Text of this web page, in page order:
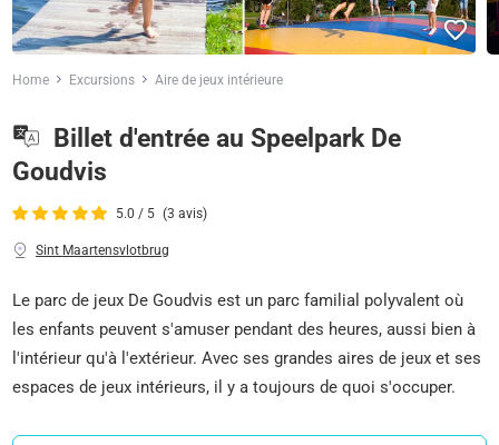
Home Excursions Aire de jeux intérieure
Billet d'entrée au Speelpark De
Goudvis
5.0 / 5 (3 avis)
Sint Maartensvlotbrug
Le parc de jeux De Goudvis est un parc familial polyvalent où
les enfants peuvent s'amuser pendant des heures, aussi bien à
l'intérieur qu'à l'extérieur. Avec ses grandes aires de jeux et ses
espaces de jeux intérieurs, il y a toujours de quoi s'occuper.